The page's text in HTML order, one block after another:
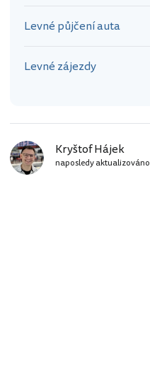
Levné půjčení auta
Levné zájezdy
Kryštof Hájek
naposledy aktualizováno